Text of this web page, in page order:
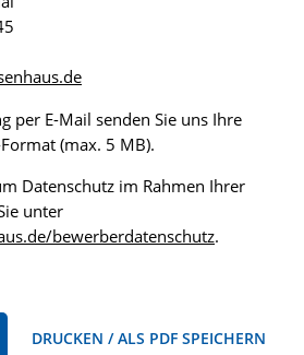
per E-Mail senden Sie uns Ihre
(max. 5 MB).
Datenschutz im Rahmen Ihrer
unter
bewerberdatenschutz.
DRUCKEN / ALS PDF SPEICHERN